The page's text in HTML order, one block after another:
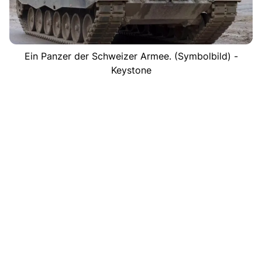
Ein Panzer der Schweizer Armee. (Symbolbild) -
Keystone